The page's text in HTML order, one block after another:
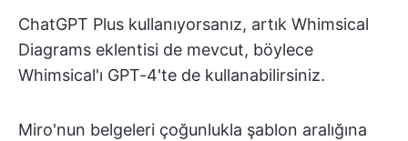
ChatGPT Plus kullanıyorsanız, artık Whimsical
Diagrams eklentisi de mevcut, böylece
Whimsical'ı GPT-4'te de kullanabilirsiniz.
Miro'nun belgeleri çoğunlukla şablon aralığına